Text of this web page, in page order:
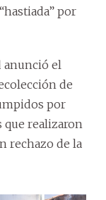
por
anunció el
de
por
que realizaron
rechazo de la